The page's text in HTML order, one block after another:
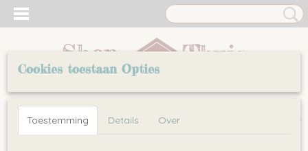
Inloggen Registreren
(0)
Cookies toestaan Opties
Toestemming Details Over